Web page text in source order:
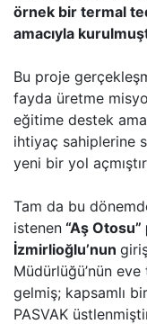
örnek bir termal
amacıyla
Bu proje
fayda üretme
eğitime destek
ihtiyaç sahiplerine
yeni bir yol
Tam da bu
istenen “Aş
İzmirlioğlu’nun
Müdürlüğü’nün
gelmiş; kapsamlı
PASVAK